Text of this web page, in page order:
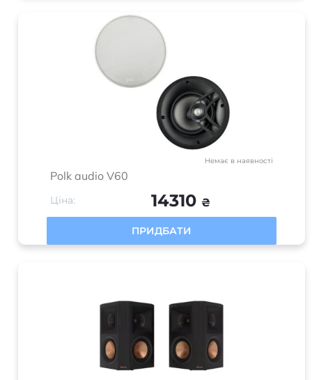
Немає в наявності
Polk audio V60
Ціна: 14310 ₴
ПРИДБАТИ